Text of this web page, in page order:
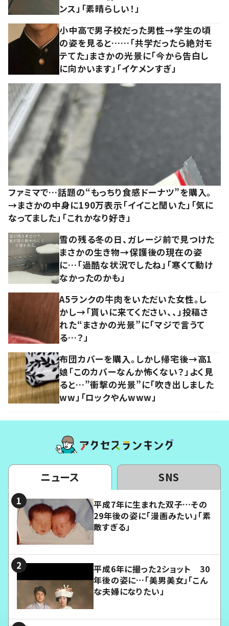
ンス」「素晴らしい！」
小中高で男子校だった男性→学生の頃
の姿を見ると……「共学だったら絶対モ
テてた」まさかの光景に「今から告白し
に向かいます」「イケメンすぎ」
ファミマで…話題の“もっちり食感ドーナツ”を購入。
→まさかの中身に190万表示「イイこと聞いた」「気に
なってました」「これかなり好き」
雪の残る冬の日、ガレージ前で見つけた
まさかの生き物→保護後の現在の姿
に…「過酷な状況でしたね」「寒くて動け
なかったのかも」
A5ランクの牛肉をいただいた女性。し
かし→「貰いに来てください、、」投稿さ
れた“まさかの光景”に「マジで言うて
る…？」
布団カバーを購入。しかし帰宅後→高1
娘「このカバーなんか怖くない？」よく見
ると…”衝撃の光景”に「吹き出しました
ww」「ロックやんwww」
ニュース SNS
平成7年に生まれた双子…その
29年後の姿に「漫画みたい」「素
敵すぎる」
平成6年に撮った2ショット 30
年後の姿に…「美男美女」「こん
な夫婦になりたい」